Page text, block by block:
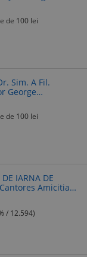
0664,
de 100 lei
Sim. A Fil.
George
3 "Eroica"
de 100 lei
IARNA DE
Amicitiae
Enescu -355008
/ 12.594)